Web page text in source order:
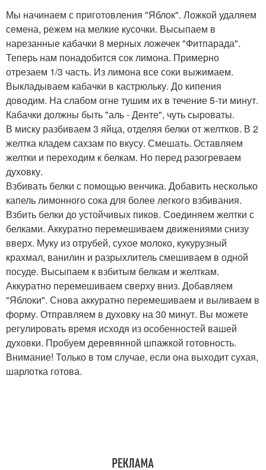
Мы начинаем с приготовления "Яблок". Ложкой удаляем
семена, режем на мелкие кусочки. Высыпаем в
нарезанные кабачки 8 мерных ложечек "Фитпарада".
Теперь нам понадобится сок лимона. Примерно
отрезаем 1/3 часть. Из лимона все соки выжимаем.
Выкладываем кабачки в кастрюльку. До кипения
доводим. На слабом огне тушим их в течение 5-ти минут.
Кабачки должны быть "аль - Денте", чуть сыроваты.
В миску разбиваем 3 яйца, отделяя белки от желтков. В 2
желтка кладем сахзам по вкусу. Смешать. Оставляем
желтки и переходим к белкам. Но перед разогреваем
духовку.
Взбивать белки с помощью венчика. Добавить несколько
капель лимонного сока для более легкого взбивания.
Взбить белки до устойчивых пиков. Соединяем желтки с
белками. Аккуратно перемешиваем движениями снизу
вверх. Муку из отрубей, сухое молоко, кукурузный
крахмал, ванилин и разрыхлитель смешиваем в одной
посуде. Высыпаем к взбитым белкам и желткам.
Аккуратно перемешиваем сверху вниз. Добавляем
"Яблоки". Снова аккуратно перемешиваем и выливаем в
форму. Отправляем в духовку на 30 минут. Вы можете
регулировать время исходя из особенностей вашей
духовки. Пробуем деревянной шпажкой готовность.
Внимание! Только в том случае, если она выходит сухая,
шарлотка готова.